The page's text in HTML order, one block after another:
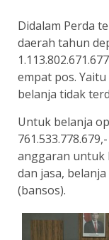
Didalam Perda
daerah tahun
empat pos.
belanja tidak
Untuk belanja
anggaran untuk
dan jasa,
(bansos).